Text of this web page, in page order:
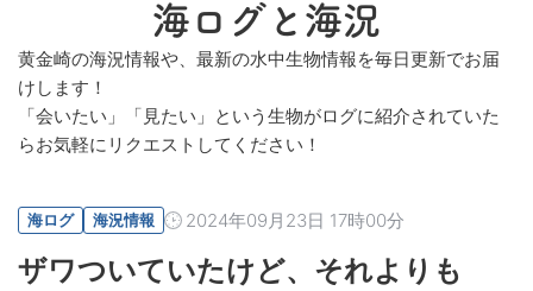
海ログと海況
黄金崎の海況情報や、最新の水中生物情報を毎日更新でお届
けします！
「会いたい」「見たい」という生物がログに紹介されていた
らお気軽にリクエストしてください！
海ログ 海況情報 2024年09月23日 17時00分
ザワついていたけど、それよりも